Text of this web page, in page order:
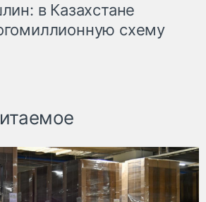
в Казахстане
схему